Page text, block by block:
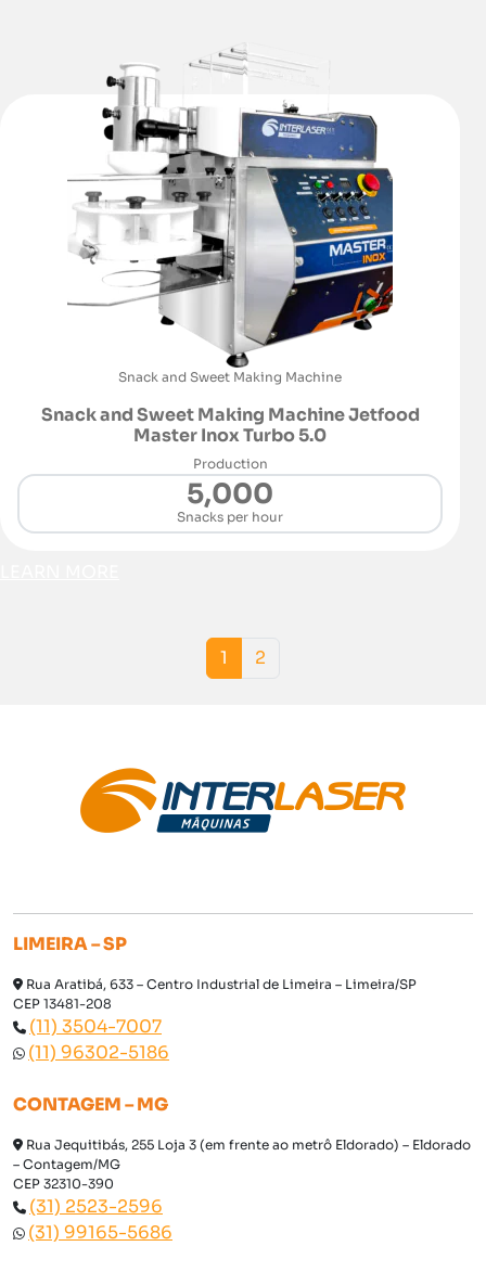
Snack and Sweet Making Machine
Snack and Sweet Making Machine Jetfood
Master Inox Turbo 5.0
Production
5,000
Snacks per hour
Current Page
1 Page
2
LIMEIRA – SP
Rua Aratibá, 633 – Centro Industrial de Limeira – Limeira/SP
CEP 13481-208
(11) 3504-7007
(11) 96302-5186
CONTAGEM – MG
Rua Jequitibás, 255 Loja 3 (em frente ao metrô Eldorado) – Eldorado
– Contagem/MG
CEP 32310-390
(31) 2523-2596
(31) 99165-5686